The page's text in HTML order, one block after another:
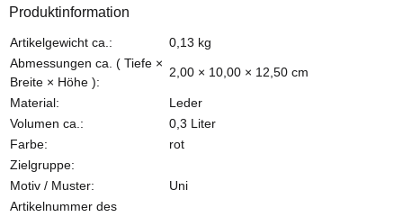
Produktinformation
Produkteigenschaft
Wert
Artikelgewicht ca.: 0,13 kg
Abmessungen ca. ( Tiefe ×
Breite × Höhe ):
2,00 × 10,00 × 12,50 cm
Material:
Leder
Volumen ca.:
0,3 Liter
Farbe:
rot
Zielgruppe:
Motiv / Muster:
Uni
Artikelnummer des